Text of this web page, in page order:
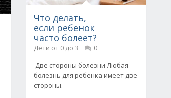
Что делать,
если ребенок
часто болеет?
Дети от 0 до 3
0
Две стороны болезни Любая
болезнь для ребенка имеет две
стороны.